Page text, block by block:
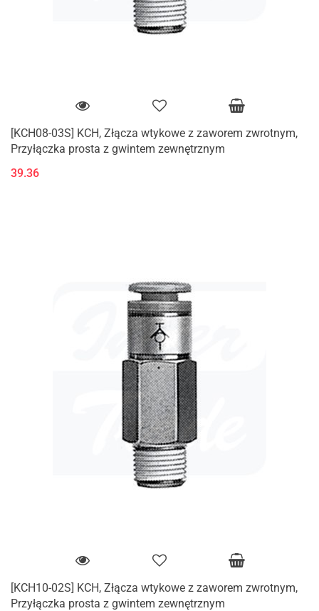
[KCH08-03S] KCH, Złącza wtykowe z zaworem zwrotnym,
Przyłączka prosta z gwintem zewnętrznym
39.36
[KCH10-02S] KCH, Złącza wtykowe z zaworem zwrotnym,
Przyłączka prosta z gwintem zewnętrznym